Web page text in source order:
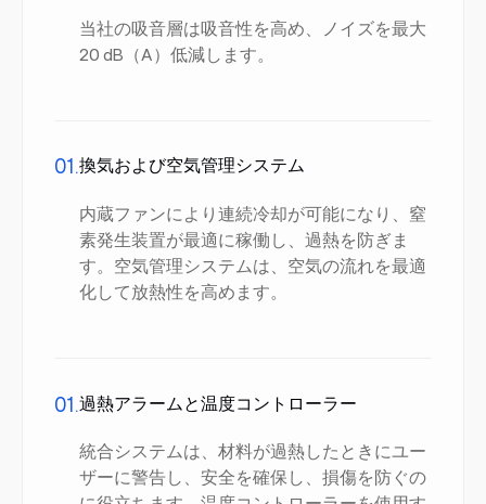
当社の吸音層は吸音性を高め、ノイズを最大
20 dB（A）低減します。
01.換気および空気管理システム
内蔵ファンにより連続冷却が可能になり、窒
素発生装置が最適に稼働し、過熱を防ぎま
す。空気管理システムは、空気の流れを最適
化して放熱性を高めます。
01.過熱アラームと温度コントローラー
統合システムは、材料が過熱したときにユー
ザーに警告し、安全を確保し、損傷を防ぐの